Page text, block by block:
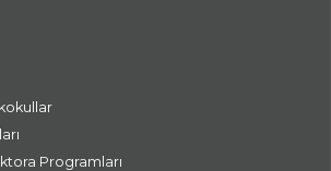
Programları